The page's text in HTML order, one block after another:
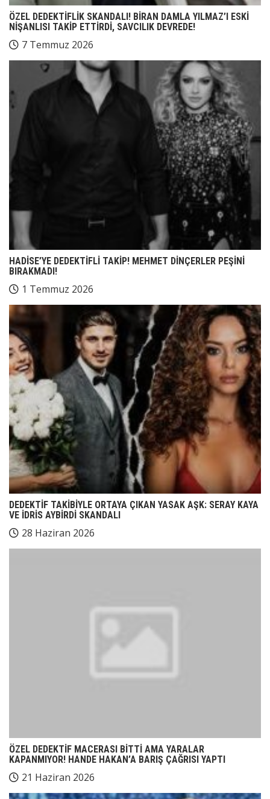
ÖZEL DEDEKTİFLİK SKANDALI! BİRAN DAMLA YILMAZ’I ESKİ
NİŞANLISI TAKİP ETTİRDİ, SAVCILIK DEVREDE!
7 Temmuz 2026
HADİSE’YE DEDEKTİFLİ TAKİP! MEHMET DİNÇERLER PEŞİNİ
BIRAKMADI!
1 Temmuz 2026
DEDEKTİF TAKİBİYLE ORTAYA ÇIKAN YASAK AŞK: SERAY KAYA
VE İDRİS AYBİRDİ SKANDALI
28 Haziran 2026
ÖZEL DEDEKTİF MACERASI BİTTİ AMA YARALAR
KAPANMIYOR! HANDE HAKAN’A BARIŞ ÇAĞRISI YAPTI
21 Haziran 2026